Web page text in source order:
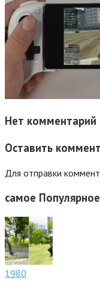
Нет комментарий
Оставить
Для отправки
самое Популярное
1980